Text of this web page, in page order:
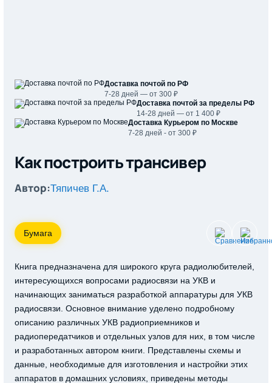
Доставка почтой по РФ
7-28 дней — от 300 ₽
Доставка почтой за пределы РФ
14-28 дней — от 1 400 ₽
Доставка Курьером по Москве
7-28 дней - от 300 ₽
Как построить трансивер
Автор:Тяпичев Г.А.
Бумага
Книга предназначена для широкого круга радиолюбителей,
интересующихся вопросами радиосвязи на УКВ и
начинающих заниматься разработкой аппаратуры для УКВ
радиосвязи. Основное внимание уделено подробному
описанию различных УКВ радиоприемников и
радиопередатчиков и отдельных узлов для них, в том числе
и разработанных автором книги. Представлены схемы и
данные, необходимые для изготовления и настройки этих
аппаратов в домашних условиях, приведены методы